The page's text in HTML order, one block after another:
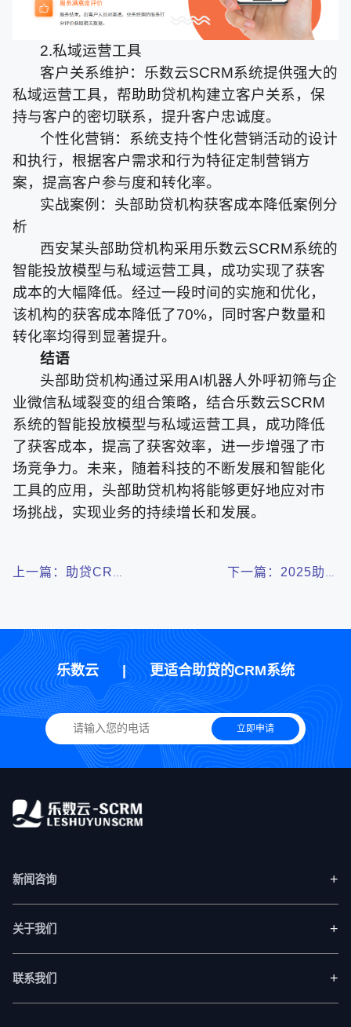
2.私域运营工具
客户关系维护：乐数云SCRM系统提供强大的
私域运营工具，帮助助贷机构建立客户关系，保
持与客户的密切联系，提升客户忠诚度。
个性化营销：系统支持个性化营销活动的设计
和执行，根据客户需求和行为特征定制营销方
案，提高客户参与度和转化率。
实战案例：头部助贷机构获客成本降低案例分
析
西安某头部助贷机构采用乐数云SCRM系统的
智能投放模型与私域运营工具，成功实现了获客
成本的大幅降低。经过一段时间的实施和优化，
该机构的获客成本降低了70%，同时客户数量和
转化率均得到显著提升。
结语
头部助贷机构通过采用AI机器人外呼初筛与企
业微信私域裂变的组合策略，结合乐数云SCRM
系统的智能投放模型与私域运营工具，成功降低
了获客成本，提高了获客效率，进一步增强了市
场竞争力。未来，随着科技的不断发展和智能化
工具的应用，头部助贷机构将能够更好地应对市
场挑战，实现业务的持续增长和发展。
上一篇：助贷CRM
更好用？
下一篇：2025助贷
规功能将被淘汰
乐数云 | 更适合助贷的CRM系统
立即申请
新闻咨询 +
关于我们 +
联系我们 +